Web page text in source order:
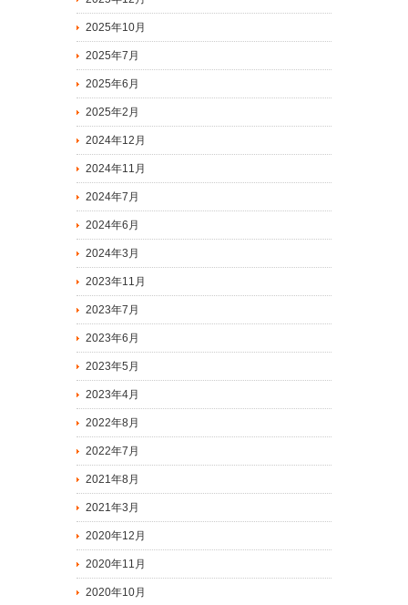
2025年10月
2025年7月
2025年6月
2025年2月
2024年12月
2024年11月
2024年7月
2024年6月
2024年3月
2023年11月
2023年7月
2023年6月
2023年5月
2023年4月
2022年8月
2022年7月
2021年8月
2021年3月
2020年12月
2020年11月
2020年10月